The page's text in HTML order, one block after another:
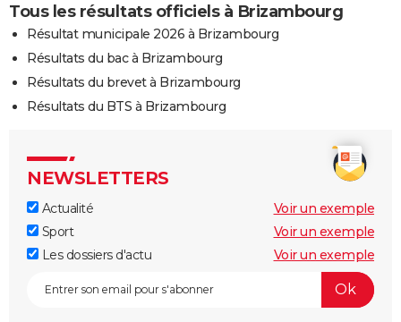
Tous les résultats officiels à Brizambourg
Résultat municipale 2026 à Brizambourg
Résultats du bac à Brizambourg
Résultats du brevet à Brizambourg
Résultats du BTS à Brizambourg
NEWSLETTERS
Actualité
Voir un exemple
Sport
Voir un exemple
Les dossiers d'actu
Voir un exemple